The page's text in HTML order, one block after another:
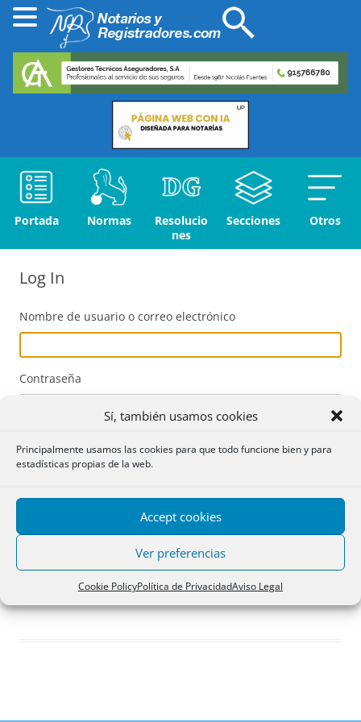
Sí, también usamos cookies
Principalmente usamos las cookies para que todo funcione bien y para
estadísticas propias de la web.
Accept cookies
Ver preferencias
Cookie PolicyPolítica de PrivacidadAviso Legal
Portada Normas
Resolucio
nes
Secciones Otros
Log In
Nombre de usuario o correo electrónico
Contraseña
Acceder
Registro
¿Has olvidado tu contraseña?